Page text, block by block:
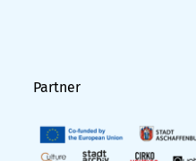
Partner